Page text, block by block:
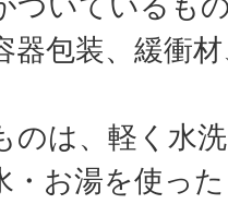
器包装、緩衝
のは、軽く水
・お湯を使っ